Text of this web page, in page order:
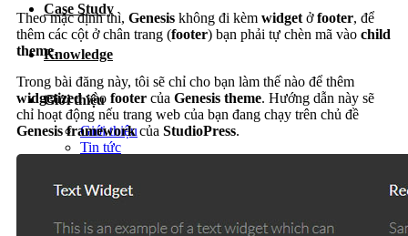
Dịch vụ chăm sóc website
Case Study
Knowledge
Giới thiệu
Giới thiệu
Tin tức
Liên hệ
Theo mặc định thì, Genesis không đi kèm widget ởfooter, để
thêm các cột ở chân trang (footer) bạn phải tự chèn mã vào child
theme.
Trong bài đăng này, tôi sẽ chỉ cho bạn làm thế nào để thêm
widgetizedvào footer của Genesis theme. Hướng dẫn này sẽ
chỉ hoạt động nếu trang web của bạn đang chạy trên chủ đề
Genesis frameworkcủa StudioPress.